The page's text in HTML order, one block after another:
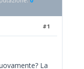
#1
La